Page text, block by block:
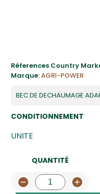
Réferences Country
Marque:AGRI-POWER
BEC DE DECHAUMAGE
CONDITIONNEMENT
UNITE
QUANTITÉ